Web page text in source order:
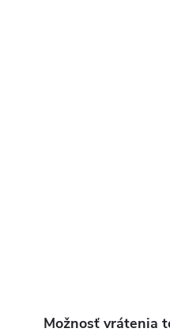
Možnosť vrátenia